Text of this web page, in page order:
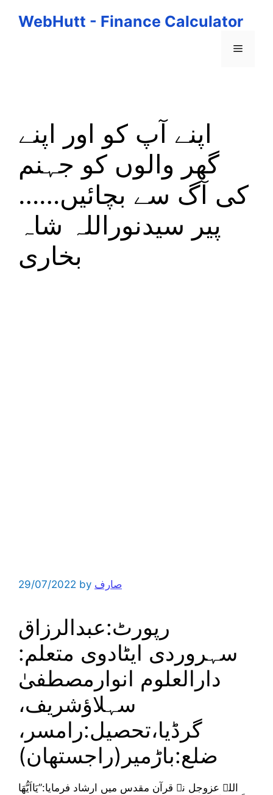
WebHutt - Finance Calculator
Menu
اپنے آپ کو اور اپنے
گھر والوں کو جہنم
کی آگ سے بچائیں……
پیر سیدنوراللہ شاہ
بخاری
29/07/2022 by صارف
رپورٹ:عبدالرزاق
سہروردی ایٹادوی متعلم:
دارالعلوم انوارمصطفیٰ
سہلاؤشریف،
گرڈیا،تحصیل:رامسر،
ضلع:باڑمیر(راجستھان)
اللہ عزوجل نے قرآن مقدس میں ارشاد فرمایا:”یَااَیُّهَا